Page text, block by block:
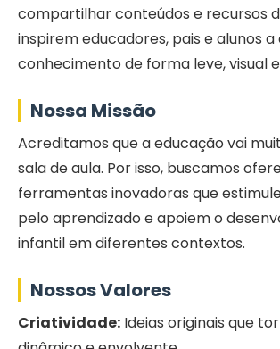
compartilhar conteúdos e recursos
inspirem educadores, pais e alunos
conhecimento de forma leve, visual
Nossa Missão
Acreditamos que a educação vai
sala de aula. Por isso, buscamos
ferramentas inovadoras que
pelo aprendizado e apoiem o
infantil em diferentes contextos.
Nossos Valores
Criatividade: Ideias originais que